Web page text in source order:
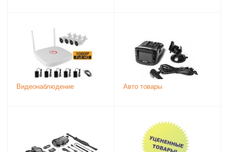
Видеонаблюдение Авто товары